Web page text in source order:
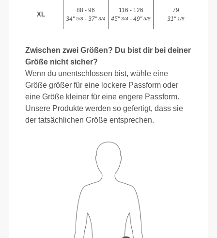
XL
88 - 96
34"5/8 - 37"3/4
116 - 126
45"3/4 - 49"5/8
79
31"1/8
Zwischen zwei Größen? Du bist dir bei deiner
Größe nicht sicher?
Wenn du unentschlossen bist, wähle eine
Größe größer für eine lockere Passform oder
eine Größe kleiner für eine engere Passform.
Unsere Produkte werden so gefertigt, dass sie
der tatsächlichen Größe entsprechen.